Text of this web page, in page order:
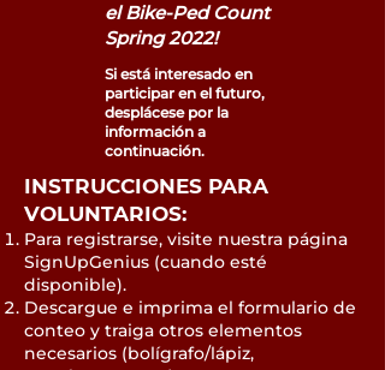
el Bike-Ped Count
Spring 2022!
Si está interesado en
participar en el futuro,
desplácese por la
información a
continuación.
INSTRUCCIONES PARA
VOLUNTARIOS:
Para registrarse, visite nuestra página
SignUpGenius (cuando esté
disponible).
Descargue e imprima el formulario de
conteo y traiga otros elementos
necesarios (bolígrafo/lápiz,